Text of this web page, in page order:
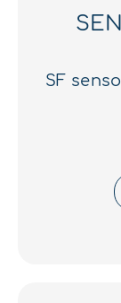
SF